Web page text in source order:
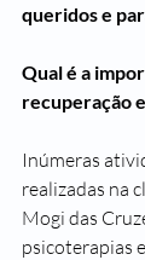
queridos e
Qual é a
recuperação
Inúmeras
realizadas na
Mogi das
psicoterapias